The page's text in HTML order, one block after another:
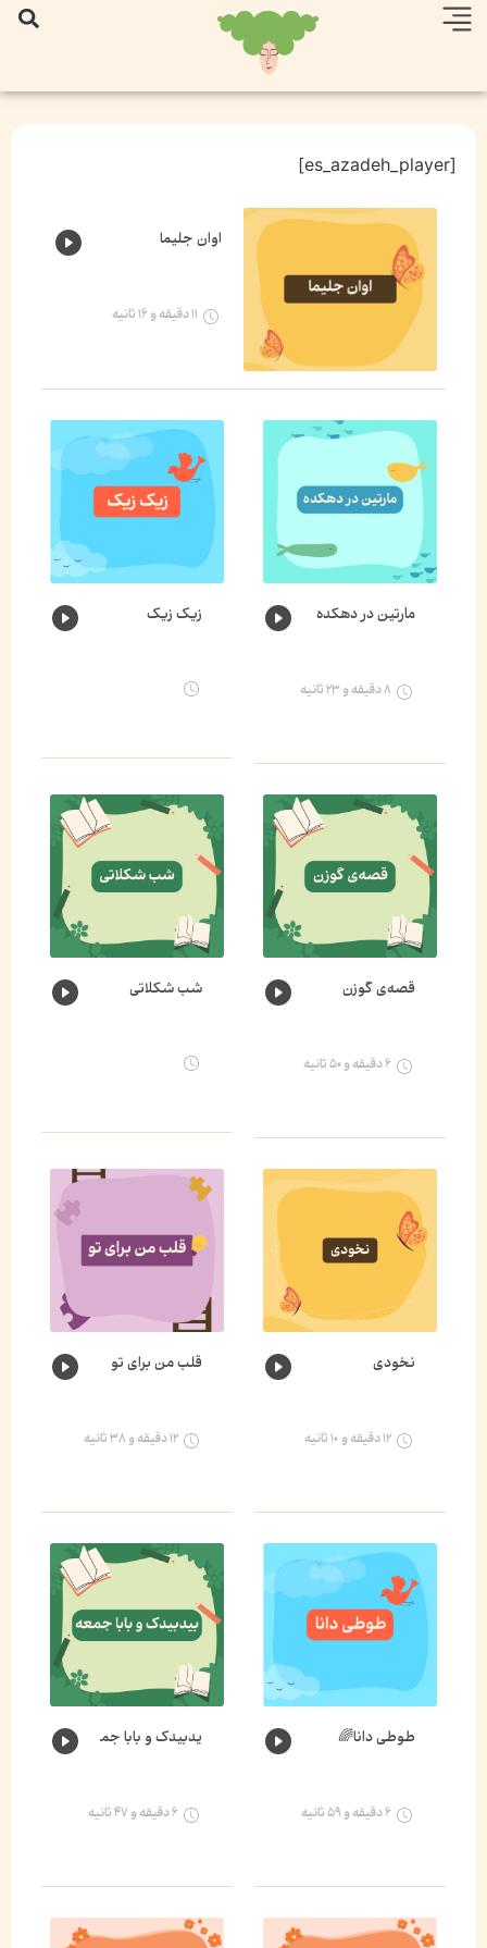
[es_azadeh_player]
اوان جلیما
۱۱ دقیقه و ۱۶ ثانیه
مارتین در دهکده
۸ دقیقه و ۲۳ ثانیه
زیک زیک
قصه‌ی گوزن
۶ دقیقه و ۵۰ ثانیه
شب شکلاتی
نخودی
۱۲ دقیقه و ۱۰ ثانیه
قلب من برای تو
۱۲ دقیقه و ۳۸ ثانیه
طوطی دانا🌈
۶ دقیقه و ۵۹ ثانیه
یدبیدک و بابا جمعه🐛🌈
۶ دقیقه و ۴۷ ثانیه